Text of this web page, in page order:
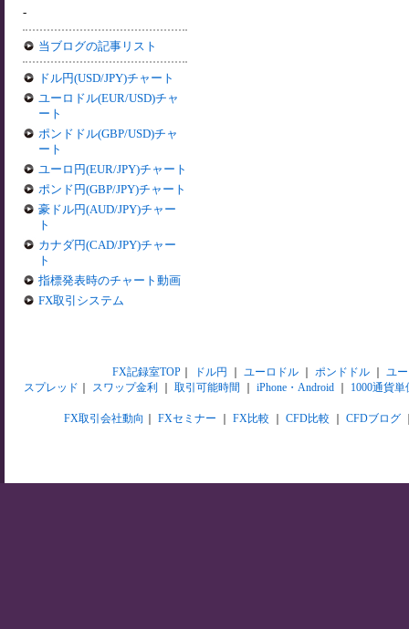
-
当ブログの記事リスト
ドル円(USD/JPY)チャート
ユーロドル(EUR/USD)チャ
ート
ポンドドル(GBP/USD)チャ
ート
ユーロ円(EUR/JPY)チャート
ポンド円(GBP/JPY)チャート
豪ドル円(AUD/JPY)チャー
ト
カナダ円(CAD/JPY)チャー
ト
指標発表時のチャート動画
FX取引システム
FX記録室TOP｜ ドル円 ユーロドル｜ ポンドドル｜ ユ
スプレッド
スワップ金利 取引可能時間 iPhone・Android 1000通貨単
FX取引会社動向 FXセミナー FX比較 CFD比較 CFDブログ